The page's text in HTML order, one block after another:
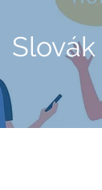
Slovák